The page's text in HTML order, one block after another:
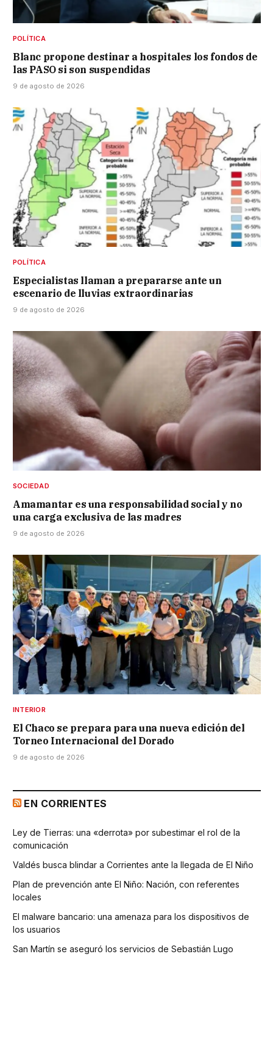
POLÍTICA
Blanc propone destinar a hospitales los fondos de
las PASO si son suspendidas
9 de agosto de 2026
POLÍTICA
Especialistas llaman a prepararse ante un
escenario de lluvias extraordinarias
9 de agosto de 2026
SOCIEDAD
Amamantar es una responsabilidad social y no
una carga exclusiva de las madres
9 de agosto de 2026
INTERIOR
El Chaco se prepara para una nueva edición del
Torneo Internacional del Dorado
9 de agosto de 2026
EN CORRIENTES
Ley de Tierras: una «derrota» por subestimar el rol de la
comunicación
Valdés busca blindar a Corrientes ante la llegada de El Niño
Plan de prevención ante El Niño: Nación, con referentes
locales
El malware bancario: una amenaza para los dispositivos de
los usuarios
San Martín se aseguró los servicios de Sebastián Lugo